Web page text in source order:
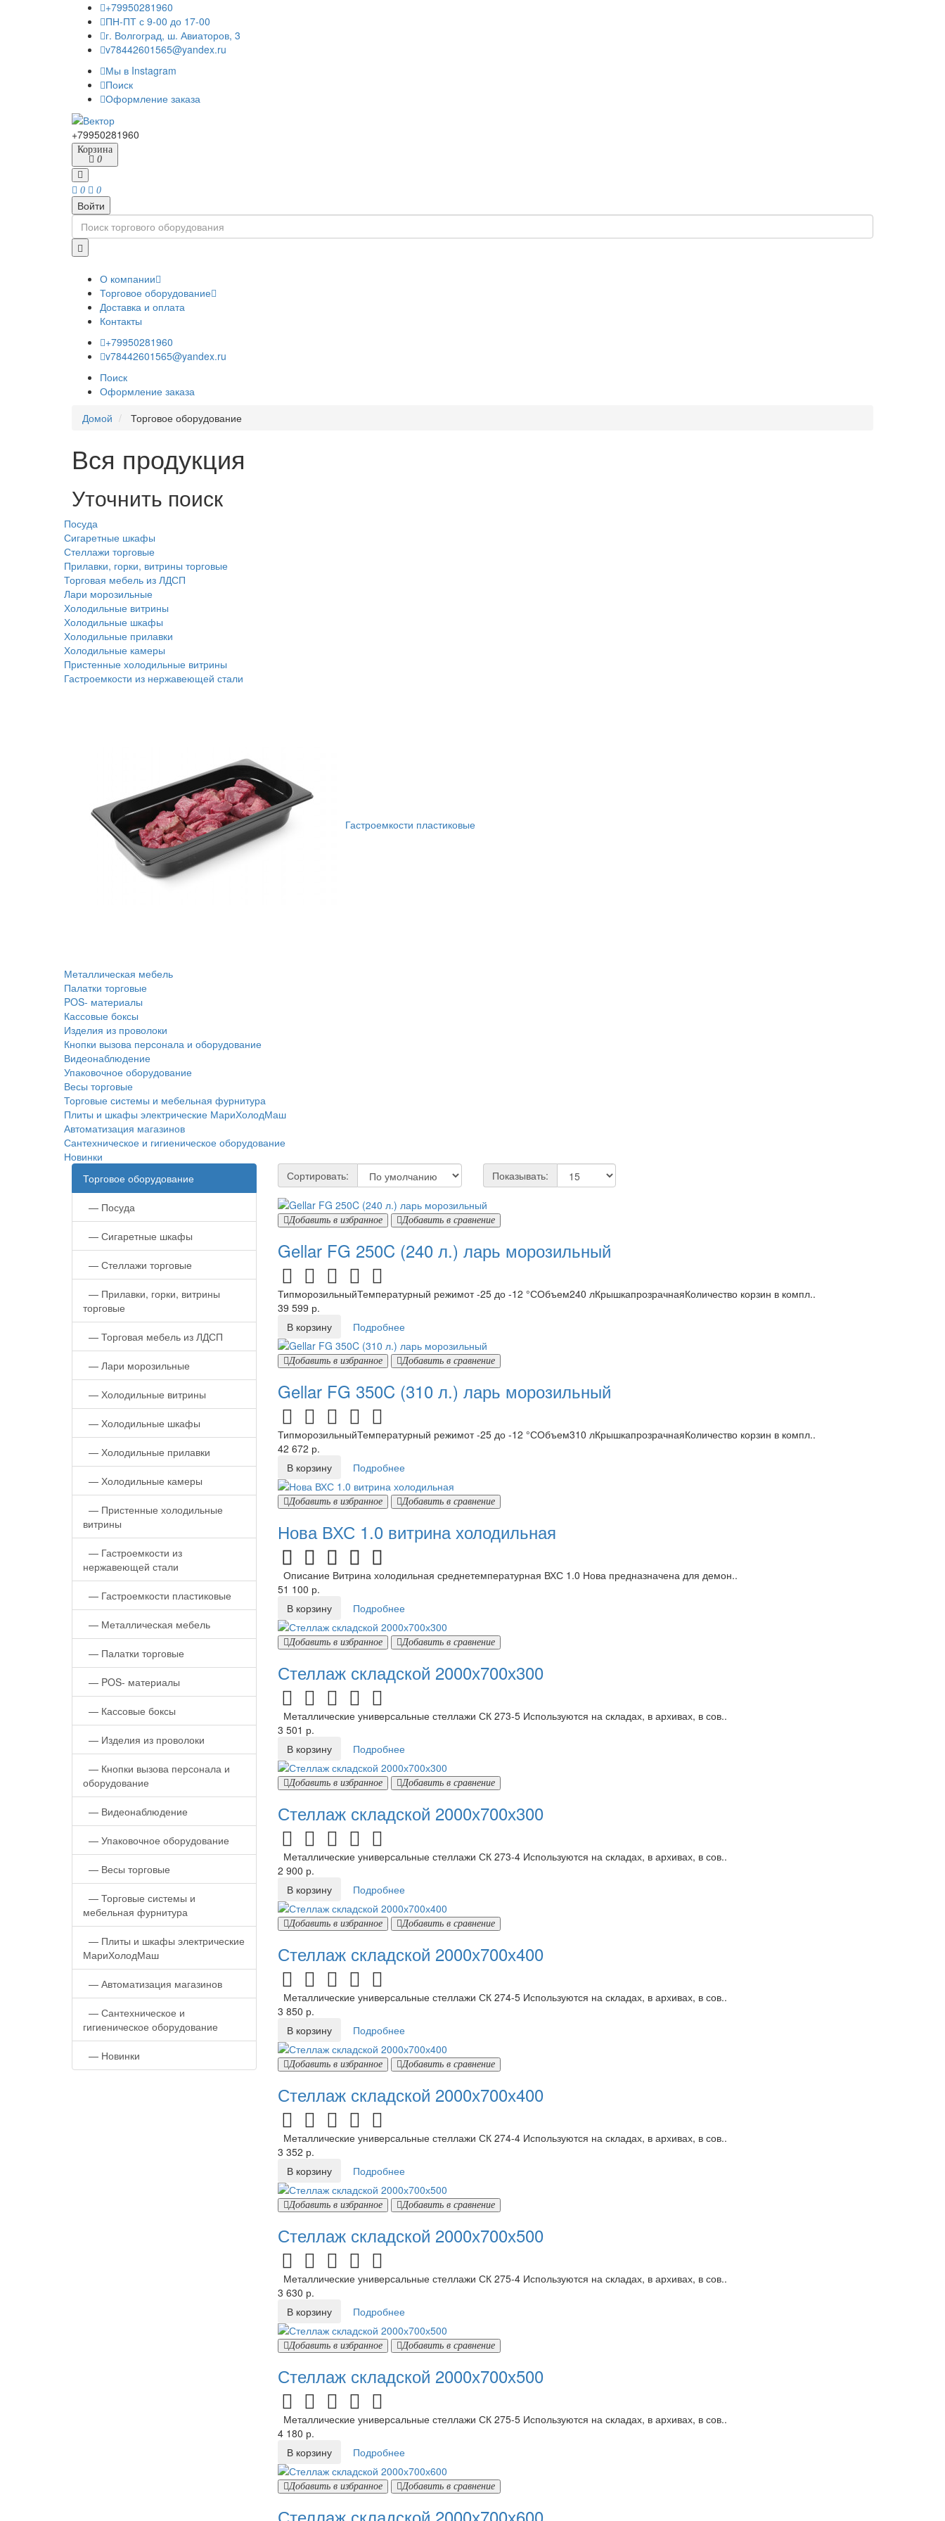
+79950281960
ПН-ПТ с 9-00 до 17-00
г. Волгоград, ш. Авиаторов, 3
v78442601565@yandex.ru
Мы в Instagram
Поиск
Оформление заказа
+79950281960
Корзина
0
0 0
Войти
О компании
Торговое оборудование
Доставка и оплата
Контакты
+79950281960
v78442601565@yandex.ru
Поиск
Оформление заказа
Домой
Торговое оборудование
Вся продукция
Уточнить поиск
Посуда
Сигаретные шкафы
Стеллажи торговые
Прилавки, горки, витрины торговые
Торговая мебель из ЛДСП
Лари морозильные
Холодильные витрины
Холодильные шкафы
Холодильные прилавки
Холодильные камеры
Пристенные холодильные витрины
Гастроемкости из нержавеющей стали
Гастроемкости пластиковые
Металлическая мебель
Палатки торговые
POS- материалы
Кассовые боксы
Изделия из проволоки
Кнопки вызова персонала и оборудование
Видеонаблюдение
Упаковочное оборудование
Весы торговые
Торговые системы и мебельная фурнитура
Плиты и шкафы электрические МариХолодМаш
Автоматизация магазинов
Сантехническое и гигиеническое оборудование
Новинки
Торговое оборудование
— Посуда
— Сигаретные шкафы
— Стеллажи торговые
— Прилавки, горки, витрины
торговые
— Торговая мебель из ЛДСП
— Лари морозильные
— Холодильные витрины
— Холодильные шкафы
— Холодильные прилавки
— Холодильные камеры
— Пристенные холодильные
витрины
— Гастроемкости из
нержавеющей стали
— Гастроемкости пластиковые
— Металлическая мебель
— Палатки торговые
— POS- материалы
— Кассовые боксы
— Изделия из проволоки
— Кнопки вызова персонала и
оборудование
— Видеонаблюдение
— Упаковочное оборудование
— Весы торговые
— Торговые системы и
мебельная фурнитура
— Плиты и шкафы электрические
МариХолодМаш
— Автоматизация магазинов
— Сантехническое и
гигиеническое оборудование
— Новинки
Сортировать: Показывать:
Добавить в избранное Добавить в сравнение
Gellar FG 250C (240 л.) ларь морозильный
ТипморозильныйТемпературный режимот -25 до -12 °СОбъем240 лКрышкапрозрачнаяКоличество корзин в компл..
39 599 р.
В корзину
Подробнее
Добавить в избранное Добавить в сравнение
Gellar FG 350C (310 л.) ларь морозильный
ТипморозильныйТемпературный режимот -25 до -12 °СОбъем310 лКрышкапрозрачнаяКоличество корзин в компл..
42 672 р.
В корзину
Подробнее
Добавить в избранное Добавить в сравнение
Нова ВХС 1.0 витрина холодильная
Описание Витрина холодильная среднетемпературная ВХС 1.0 Нова предназначена для демон..
51 100 р.
В корзину
Подробнее
Добавить в избранное Добавить в сравнение
Стеллаж складской 2000х700х300
Металлические универсальные стеллажи СК 273-5 Используются на складах, в архивах, в сов..
3 501 р.
В корзину
Подробнее
Добавить в избранное Добавить в сравнение
Стеллаж складской 2000х700х300
Металлические универсальные стеллажи СК 273-4 Используются на складах, в архивах, в сов..
2 900 р.
В корзину
Подробнее
Добавить в избранное Добавить в сравнение
Стеллаж складской 2000х700х400
Металлические универсальные стеллажи СК 274-5 Используются на складах, в архивах, в сов..
3 850 р.
В корзину
Подробнее
Добавить в избранное Добавить в сравнение
Стеллаж складской 2000х700х400
Металлические универсальные стеллажи СК 274-4 Используются на складах, в архивах, в сов..
3 352 р.
В корзину
Подробнее
Добавить в избранное Добавить в сравнение
Стеллаж складской 2000х700х500
Металлические универсальные стеллажи СК 275-4 Используются на складах, в архивах, в сов..
3 630 р.
В корзину
Подробнее
Добавить в избранное Добавить в сравнение
Стеллаж складской 2000х700х500
Металлические универсальные стеллажи СК 275-5 Используются на складах, в архивах, в сов..
4 180 р.
В корзину
Подробнее
Добавить в избранное Добавить в сравнение